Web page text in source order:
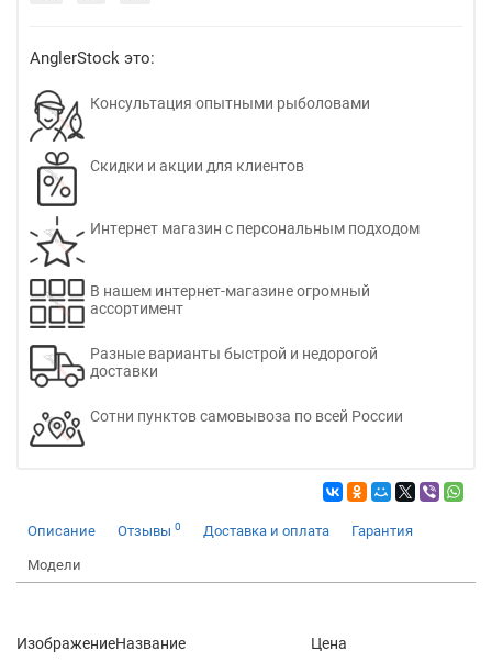
AnglerStock это:
Консультация опытными рыболовами
Скидки и акции для клиентов
Интернет магазин с персональным подходом
В нашем интернет-магазине огромный
ассортимент
Разные варианты быстрой и недорогой
доставки
Сотни пунктов самовывоза по всей России
Описание Отзывы 0 Доставка и оплата Гарантия
Модели
ИзображениеНазвание Цена